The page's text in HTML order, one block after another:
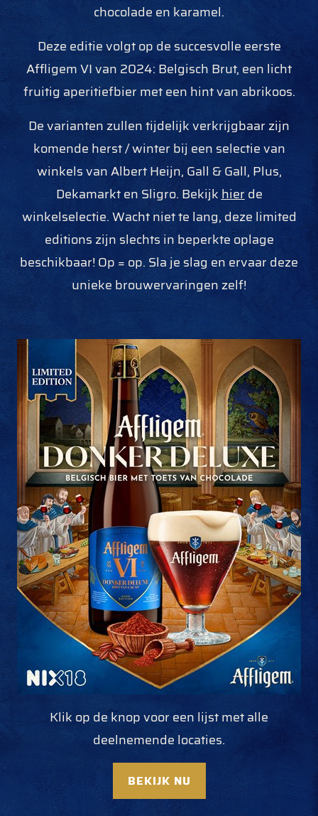
chocolade en karamel.
Deze editie volgt op de succesvolle eerste
Affligem VI van 2024: Belgisch Brut, een licht
fruitig aperitiefbier met een hint van abrikoos.
De varianten zullen tijdelijk verkrijgbaar zijn
komende herst / winter bij een selectie van
winkels van Albert Heijn, Gall & Gall, Plus,
Dekamarkt en Sligro. Bekijkhierde
winkelselectie. Wacht niet te lang, deze limited
editions zijn slechts in beperkte oplage
beschikbaar! Op = op. Sla je slag en ervaar deze
unieke brouwervaringen zelf!
Klik op de knop voor een lijst met alle
deelnemende locaties.
BEKIJK NU